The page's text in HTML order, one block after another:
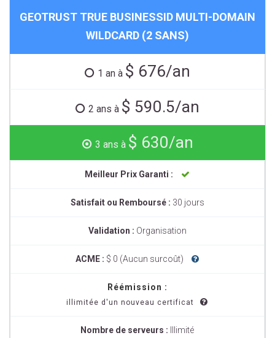
GEOTRUST TRUE BUSINESSID MULTI-DOMAIN
WILDCARD (2 SANS)
1 an à $ 676/an
2 ans à $ 590.5/an
3 ans à $ 630/an
Meilleur Prix Garanti :
Satisfait ou Remboursé : 30 jours
Validation : Organisation
ACME : $ 0 (Aucun surcoût)
Réémission :
illimitée d'un nouveau certificat
Nombre de serveurs : Illimité